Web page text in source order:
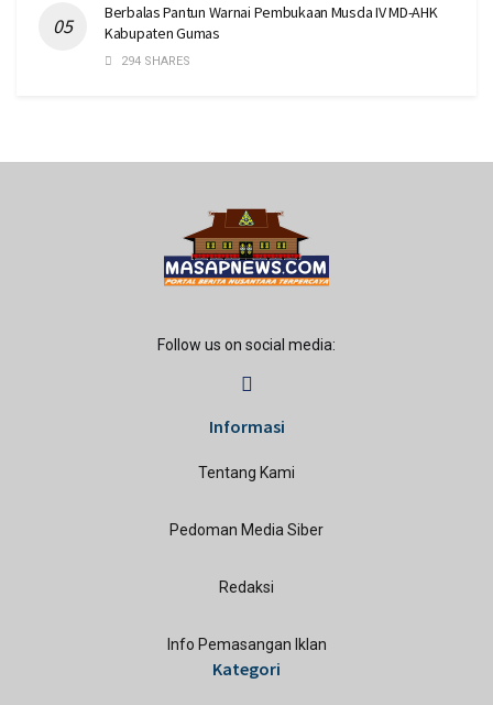
Berbalas Pantun Warnai Pembukaan Musda IV MD-AHK
Kabupaten Gumas
294 SHARES
Follow us on social media:
Informasi
Tentang Kami
Pedoman Media Siber
Redaksi
Info Pemasangan Iklan
Kategori